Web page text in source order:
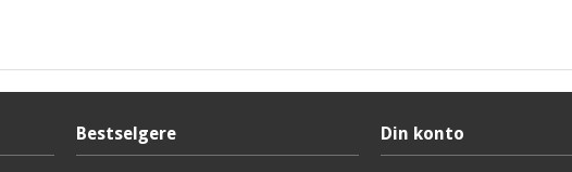
Bestselgere Din konto